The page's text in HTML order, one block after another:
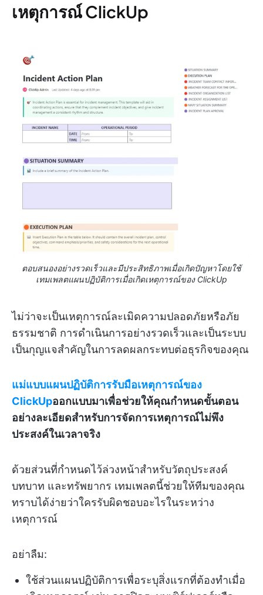
เหตุการณ์ ClickUp
ตอบสนองอย่างรวดเร็วและมีประสิทธิภาพเมื่อเกิดปัญหาโดยใช้
เทมเพลตแผนปฏิบัติการเมื่อเกิดเหตุการณ์ของ ClickUp
ไม่ว่าจะเป็นเหตุการณ์ละเมิดความปลอดภัยหรือภัย
ธรรมชาติ การดำเนินการอย่างรวดเร็วและเป็นระบบ
เป็นกุญแจสำคัญในการลดผลกระทบต่อธุรกิจของคุณ
แม่แบบแผนปฏิบัติการรับมือเหตุการณ์ของ
ClickUpออกแบบมาเพื่อช่วยให้คุณกำหนดขั้นตอน
อย่างละเอียดสำหรับการจัดการเหตุการณ์ไม่พึง
ประสงค์ในเวลาจริง
ด้วยส่วนที่กำหนดไว้ล่วงหน้าสำหรับวัตถุประสงค์
บทบาท และทรัพยากร เทมเพลตนี้ช่วยให้ทีมของคุณ
ทราบได้ง่ายว่าใครรับผิดชอบอะไรในระหว่าง
เหตุการณ์
อย่าลืม:
ใช้ส่วนแผนปฏิบัติการเพื่อระบุสิ่งแรกที่ต้องทำเมื่อ